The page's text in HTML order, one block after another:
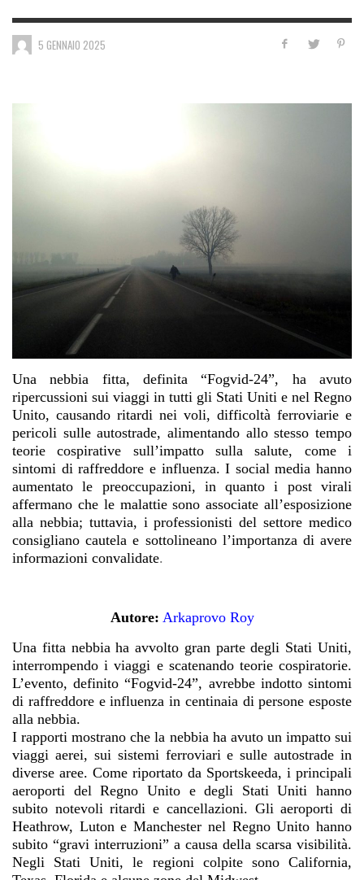
5 GENNAIO 2025
Una nebbia fitta, definita “Fogvid-24”, ha avuto
ripercussioni sui viaggi in tutti gli Stati Uniti e nel Regno
Unito, causando ritardi nei voli, difficoltà ferroviarie e
pericoli sulle autostrade, alimentando allo stesso tempo
teorie cospirative sull’impatto sulla salute, come i
sintomi di raffreddore e influenza. I social media hanno
aumentato le preoccupazioni, in quanto i post virali
affermano che le malattie sono associate all’esposizione
alla nebbia; tuttavia, i professionisti del settore medico
consigliano cautela e sottolineano l’importanza di avere
informazioni convalidate.
Autore: Arkaprovo Roy
Una fitta nebbia ha avvolto gran parte degli Stati Uniti,
interrompendo i viaggi e scatenando teorie cospiratorie.
L’evento, definito “Fogvid-24”, avrebbe indotto sintomi
di raffreddore e influenza in centinaia di persone esposte
alla nebbia.
I rapporti mostrano che la nebbia ha avuto un impatto sui
viaggi aerei, sui sistemi ferroviari e sulle autostrade in
diverse aree. Come riportato da Sportskeeda, i principali
aeroporti del Regno Unito e degli Stati Uniti hanno
subito notevoli ritardi e cancellazioni. Gli aeroporti di
Heathrow, Luton e Manchester nel Regno Unito hanno
subito “gravi interruzioni” a causa della scarsa visibilità.
Negli Stati Uniti, le regioni colpite sono California,